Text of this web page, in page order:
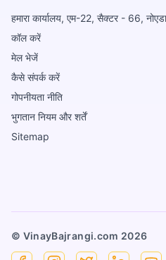
हमारा कार्यालय, एम-22, सैक्टर - 66,
कॉल करें
मेल भेजें
कैसे संपर्क करें
गोपनीयता नीति
भुगतान नियम और शर्तें
Sitemap
© VinayBajrangi.com 2026